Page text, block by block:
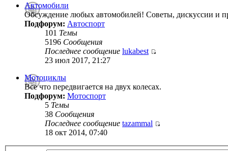
Автомобили
Обсуждение любых автомобилей! Советы, дискуссии и
Подфорум: Автоспорт
101 Темы
5196 Сообщения
Последнее сообщение lukabest
23 июл 2017, 21:27
Мотоциклы
Все что передвигается на двух колесах.
Подфорум: Мотоспорт
5 Темы
38 Сообщения
Последнее сообщение tazammal
18 окт 2014, 07:40